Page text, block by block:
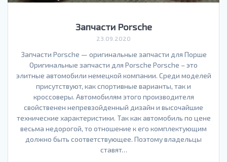
Запчасти Porsche
23.09.2020
Запчасти Porsche — оригинальные запчасти для Порше
Оригинальные запчасти для Porsche Porsche – это
элитные автомобили немецкой компании. Среди моделей
присутствуют, как спортивные варианты, так и
кроссоверы. Автомобилям этого производителя
свойственен непревзойденный дизайн и высочайшие
технические характеристики. Так как автомобиль по цене
весьма недорогой, то отношение к его комплектующим
должно быть соответствующее. Поэтому владельцы
ставят…